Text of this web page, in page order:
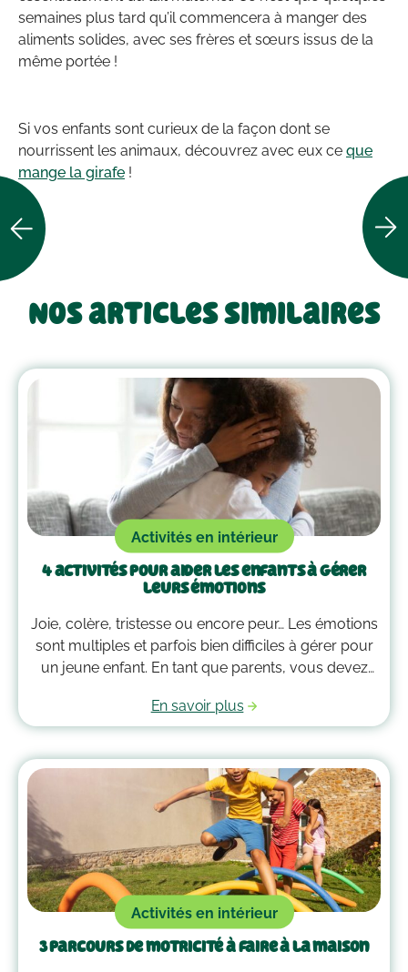
semaines plus tard qu’il commencera à manger des
aliments solides, avec ses frères et sœurs issus de la
même portée !
Si vos enfants sont curieux de la façon dont se
nourrissent les animaux, découvrez avec eux ce que
mange la girafe !
Nos articles similaires
Activités en intérieur
4 activités pour aider les enfants à gérer
leurs émotions
Joie, colère, tristesse ou encore peur… Les émotions
sont multiples et parfois bien difficiles à gérer pour
un jeune enfant. En tant que parents, vous devez
plus d’un tour dans votre sac pour les
accompagner. Voici quelques outils qui peuvent
vous guider dans la gestion des émotions de vos
enfants !
En savoir plus
Activités en intérieur
3 parcours de motricité à faire à la maison